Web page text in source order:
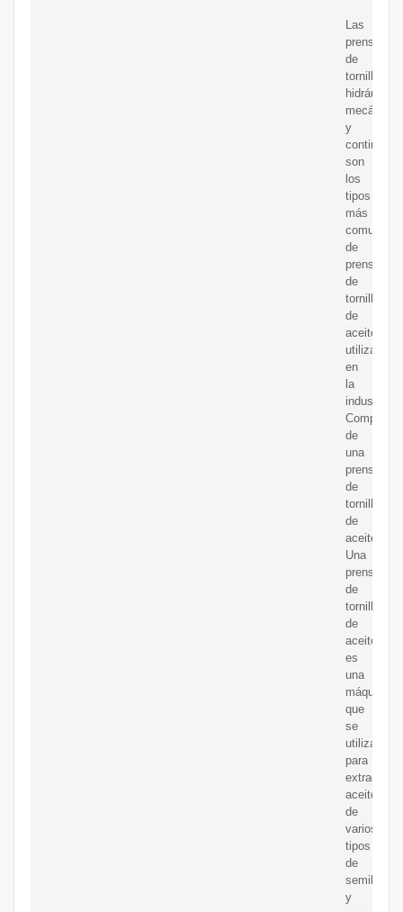
Las
prensas
de
tornillo
mecánicas
y
continuas
son
los
tipos
más
comunes
de
prensas
de
tornillo
de
aceite
utilizadas
en
la
industria.
de
una
prensa
de
tornillo
de
aceite.
Una
prensa
de
tornillo
de
aceite
es
una
máquina
que
se
utiliza
para
extraer
aceite
de
varios
tipos
de
semillas
y